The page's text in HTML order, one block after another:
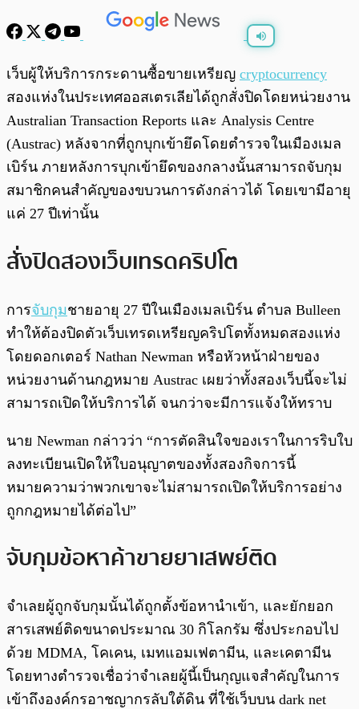
พร้อมเล่น
เว็บผู้ให้บริการกระดานซื้อขายเหรียญ cryptocurrency
สองแห่งในประเทศออสเตรเลียได้ถูกสั่งปิดโดยหน่วยงาน
Australian Transaction Reports และ Analysis Centre
(Austrac) หลังจากที่ถูกบุกเข้ายึดโดยตำรวจในเมืองเมล
เบิร์น ภายหลังการบุกเข้ายึดของกลางนั้นสามารถจับกุม
สมาชิกคนสำคัญของขบวนการดังกล่าวได้ โดยเขามีอายุ
แค่ 27 ปีเท่านั้น
สั่งปิดสองเว็บเทรดคริปโต
การจับกุมชายอายุ 27 ปีในเมืองเมลเบิร์น ตำบล Bulleen
ทำให้ต้องปิดตัวเว็บเทรดเหรียญคริปโตทั้งหมดสองแห่ง
โดยดอกเตอร์ Nathan Newman หรือหัวหน้าฝ่ายของ
หน่วยงานด้านกฎหมาย Austrac เผยว่าทั้งสองเว็บนี้จะไม่
สามารถเปิดให้บริการได้ จนกว่าจะมีการแจ้งให้ทราบ
นาย Newman กล่าวว่า “การตัดสินใจของเราในการริบใบ
ลงทะเบียนเปิดให้ใบอนุญาตของทั้งสองกิจการนี้
หมายความว่าพวกเขาจะไม่สามารถเปิดให้บริการอย่าง
ถูกกฎหมายได้ต่อไป”
จับกุมข้อหาค้าขายยาเสพย์ติด
จำเลยผู้ถูกจับกุมนั้นได้ถูกตั้งข้อหานำเข้า, และยักยอก
สารเสพย์ติดขนาดประมาณ 30 กิโลกรัม ซึ่งประกอบไป
ด้วย MDMA, โคเคน, เมทแอมเฟตามีน, และเคตามีน
โดยทางตำรวจเชื่อว่าจำเลยผู้นี้เป็นกุญแจสำคัญในการ
เข้าถึงองค์กรอาชญากรลับใต้ดิน ที่ใช้เว็บบน dark net